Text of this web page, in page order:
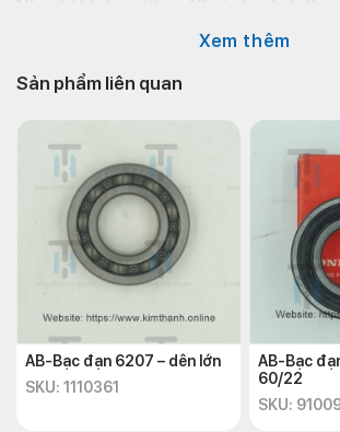
Nếu phốt bơm nước ex10 của bạn bị hư
phụ kiện xe
ngay để được tư vấn cụ thể nhé!
Thông tin muaphụ tùng xe ex10tại Kim
Địa chỉ:
72 – 74 Phạm Hữu Chí, P.12,
Website:https://kimthanh.online/
Hotline: +842838547570
Email:
chkimthanh72@gmail.com
Xem thêm
Sản phẩm liên quan
AB-Bạc đạn 6207 – dên lớn
SKU: 1110361
AB-Bạc
60/22
SKU: